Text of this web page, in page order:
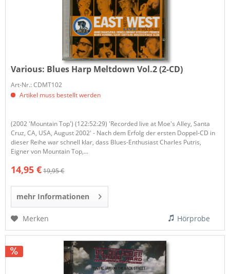
Various: Blues Harp Meltdown Vol.2 (2-CD)
Art-Nr.: CDMT102
Artikel muss bestellt werden
(2002 'Mountain Top') (122:52:29) 'Recorded live at Moe's Alley, Santa
Cruz, CA, USA, August 2002' - Nach dem Erfolg der ersten Doppel-CD in
dieser Reihe war schnell klar, dass Blues-Enthusiast Charles Putris,
Eigner von Mountain Top,...
14,95 €19,95 €
mehr Informationen
Merken Hörprobe